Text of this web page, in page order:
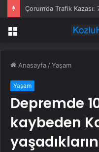
Çorum’da Trafik Kazası:
Menü
Anasayfa /Yaşam
Yaşam
Depremde
kaybeden